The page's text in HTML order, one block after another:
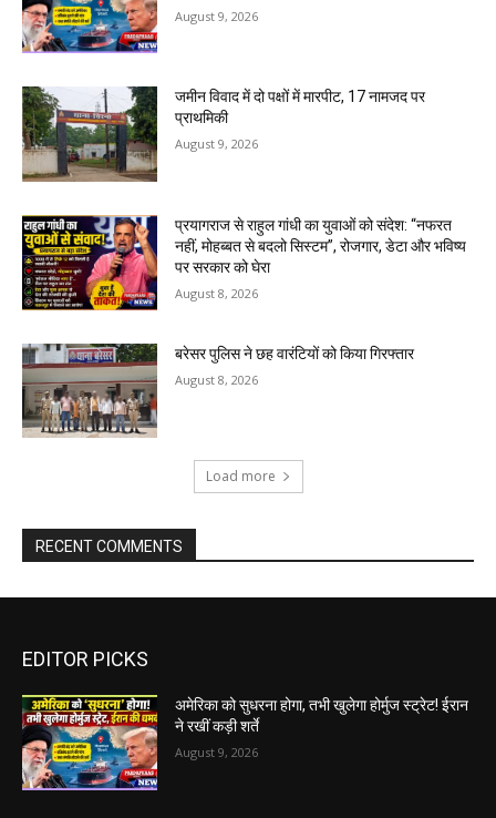
August 9, 2026
जमीन विवाद में दो पक्षों में मारपीट, 17 नामजद पर
प्राथमिकी
August 9, 2026
प्रयागराज से राहुल गांधी का युवाओं को संदेश: “नफरत
नहीं, मोहब्बत से बदलो सिस्टम”, रोजगार, डेटा और भविष्य
पर सरकार को घेरा
August 8, 2026
बरेसर पुलिस ने छह वारंटियों को किया गिरफ्तार
August 8, 2026
Load more
RECENT COMMENTS
EDITOR PICKS
अमेरिका को सुधरना होगा, तभी खुलेगा होर्मुज स्ट्रेट! ईरान
ने रखीं कड़ी शर्ते
August 9, 2026